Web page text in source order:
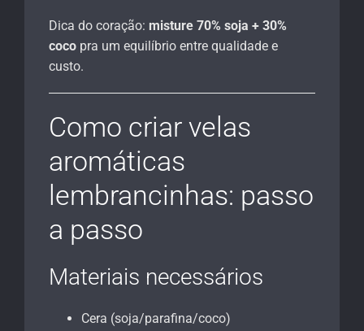
Dica do coração: misture 70% soja + 30%
coco pra um equilíbrio entre qualidade e
custo.
Como criar velas
aromáticas
lembrancinhas: passo
a passo
Materiais necessários
Cera (soja/parafina/coco)